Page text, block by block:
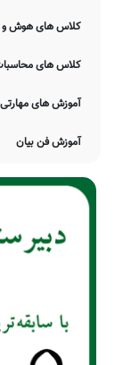
کلاس های هوش و
کلاس های
آموزش های مهارتی
آموزش فن بیان